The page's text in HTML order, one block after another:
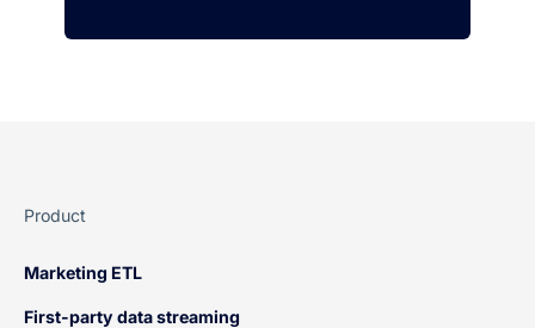
Product
Marketing ETL
First-party data streaming